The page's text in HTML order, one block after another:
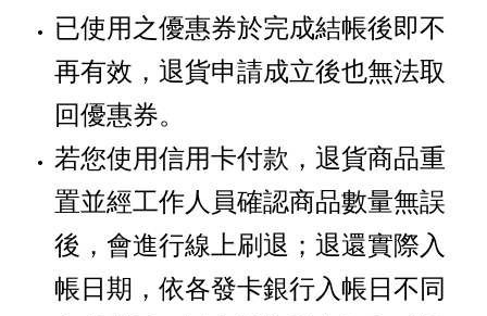
已使用之優惠券於完成結帳後即不
再有效，退貨申請成立後也無法取
回優惠券。
若您使用信用卡付款，退貨商品重
置並經工作人員確認商品數量無誤
後，會進行線上刷退；退還實際入
帳日期，依各發卡銀行入帳日不同